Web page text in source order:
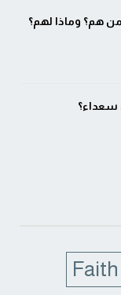
هم؟ وماذا لهم؟
سعداء؟
Faith